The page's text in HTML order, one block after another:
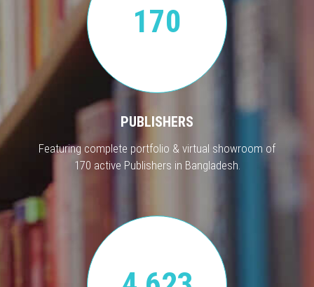
170
PUBLISHERS
Featuring complete portfolio & virtual showroom of
170 active Publishers in Bangladesh.